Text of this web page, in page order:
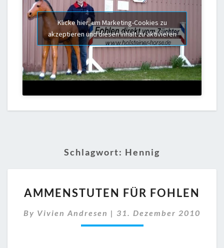
Klicke hier, um Marketing-Cookies zu
akzeptieren und diesen Inhalt zu aktivieren
Schlagwort: Hennig
FÜR
AMMENSTUTEN FÜR FOHLEN
By Vivien Andresen | 31. Dezember 2010